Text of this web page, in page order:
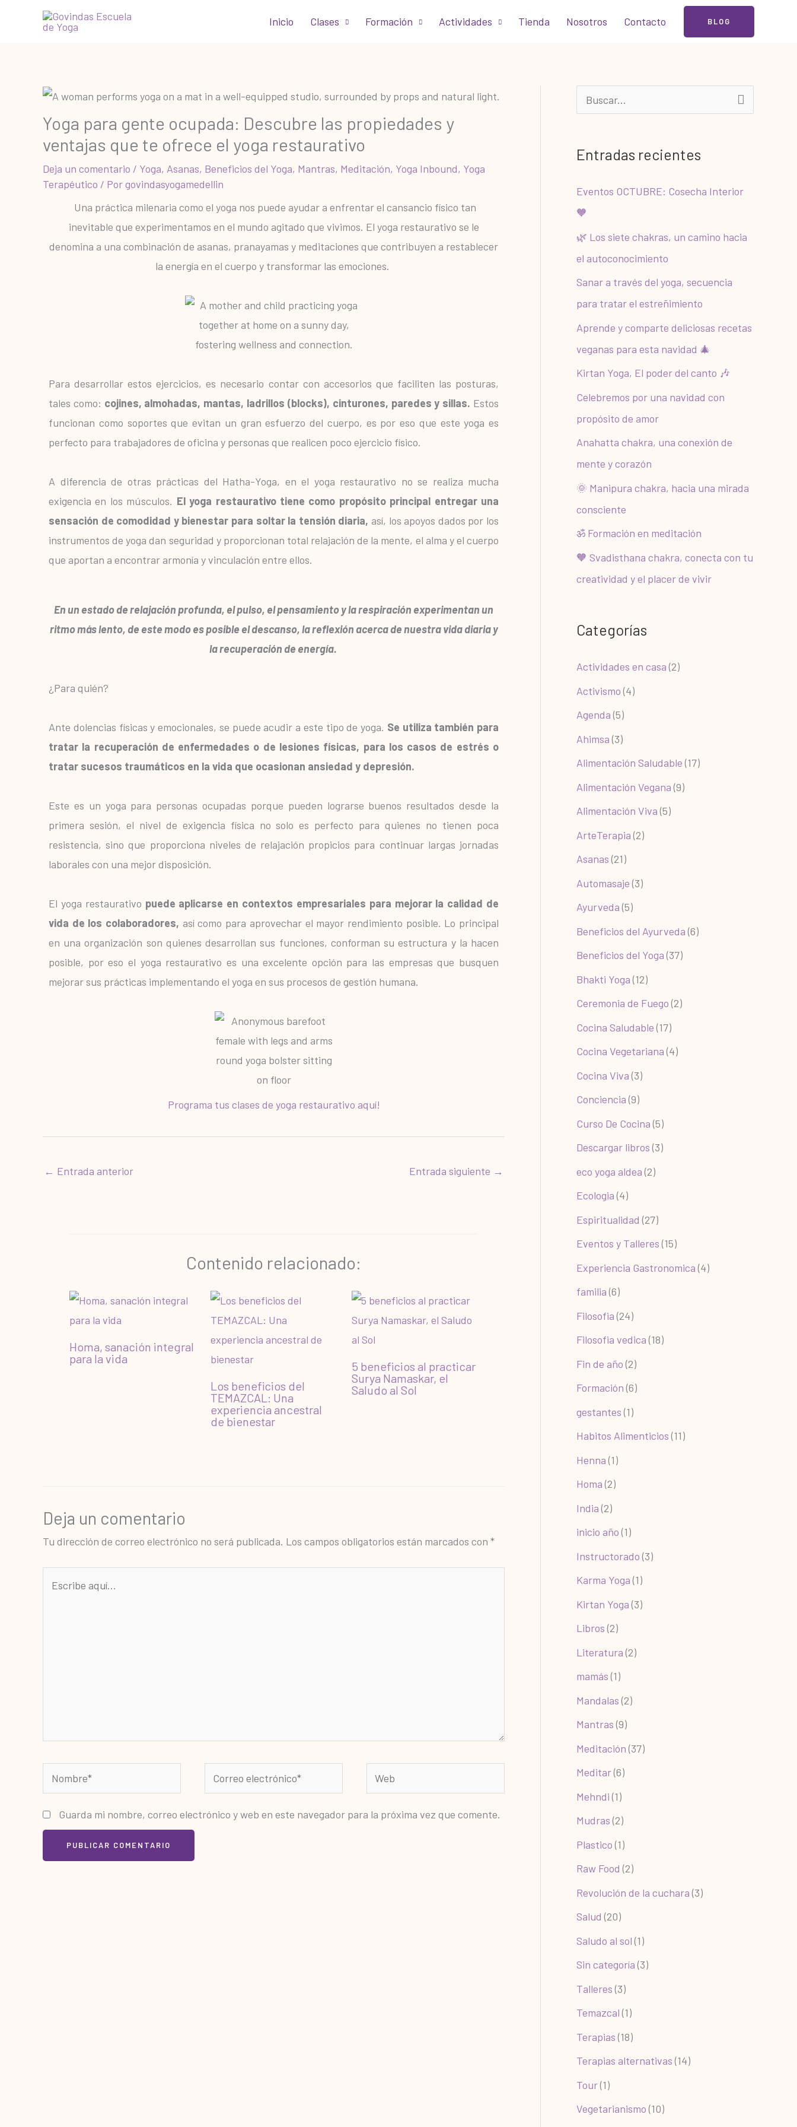
Inicio Clases Formación Actividades Tienda Nosotros Contacto BLOG
Yoga para gente ocupada: Descubre las propiedades y
ventajas que te ofrece el yoga restaurativo
Deja un comentario / Yoga, Asanas, Beneficios del Yoga, Mantras, Meditación, Yoga Inbound, Yoga
Terapéutico / Porgovindasyogamedellin
Una práctica milenaria como el yoga nos puede ayudar a enfrentar el cansancio físico tan
inevitable que experimentamos en el mundo agitado que vivimos. El yoga restaurativo se le
denomina a una combinación de asanas, pranayamas y meditaciones que contribuyen a restablecer
la energía en el cuerpo y transformar las emociones.
Para desarrollar estos ejercicios, es necesario contar con accesorios que faciliten las posturas,
tales como: cojines, almohadas, mantas, ladrillos (blocks), cinturones, paredes y sillas. Estos
funcionan como soportes que evitan un gran esfuerzo del cuerpo, es por eso que este yoga es
perfecto para trabajadores de oficina y personas que realicen poco ejercicio físico.
A diferencia de otras prácticas del Hatha-Yoga, en el yoga restaurativo no se realiza mucha
exigencia en los músculos. El yoga restaurativo tiene como propósito principal entregar una
sensación de comodidad y bienestar para soltar la tensión diaria, así, los apoyos dados por los
instrumentos de yoga dan seguridad y proporcionan total relajación de la mente, el alma y el cuerpo
que aportan a encontrar armonía y vinculación entre ellos.
En un estado de relajación profunda, el pulso, el pensamiento y la respiración experimentan un
ritmo más lento, de este modo es posible el descanso, la reflexión acerca de nuestra vida diaria y
la recuperación de energía.
¿Para quién?
Ante dolencias físicas y emocionales, se puede acudir a este tipo de yoga. Se utiliza también para
tratar la recuperación de enfermedades o de lesiones físicas, para los casos de estrés o
tratar sucesos traumáticos en la vida que ocasionan ansiedad y depresión.
Este es un yoga para personas ocupadas porque pueden lograrse buenos resultados desde la
primera sesión, el nivel de exigencia física no solo es perfecto para quienes no tienen poca
resistencia, sino que proporciona niveles de relajación propicios para continuar largas jornadas
laborales con una mejor disposición.
El yoga restaurativo puede aplicarse en contextos empresariales para mejorar la calidad de
vida de los colaboradores, así como para aprovechar el mayor rendimiento posible. Lo principal
en una organización son quienes desarrollan sus funciones, conforman su estructura y la hacen
posible, por eso el yoga restaurativo es una excelente opción para las empresas que busquen
mejorar sus prácticas implementando el yoga en sus procesos de gestión humana.
Programa tus clases de yoga restaurativo aquí!
← Entrada anterior Entrada siguiente →
Contenido relacionado:
Homa, sanación integral
para la vida
Los beneficios del
TEMAZCAL: Una
experiencia ancestral
de bienestar
5 beneficios al practicar
Surya Namaskar, el
Saludo al Sol
Deja un comentario
Tu dirección de correo electrónico no será publicada. Los campos obligatorios están marcados con *
Nombre*
Correo
electrónico*
Web
Guarda mi nombre, correo electrónico y web en este navegador para la próxima vez que comente.
a
r
p
Entradas recientes
Eventos OCTUBRE: Cosecha Interior
🧡
🌿 Los siete chakras, un camino hacia
el autoconocimiento
Sanar a través del yoga, secuencia
para tratar el estreñimiento
Aprende y comparte deliciosas recetas
veganas para esta navidad 🎄
Kirtan Yoga, El poder del canto 🎶
Celebremos por una navidad con
propósito de amor
Anahatta chakra, una conexión de
mente y corazón
🌞 Manipura chakra, hacia una mirada
consciente
ॐ Formación en meditación
🧡 Svadisthana chakra, conecta con tu
creatividad y el placer de vivir
Categorías
Actividades en casa(2)
Activismo(4)
Agenda(5)
Ahimsa(3)
Alimentación Saludable(17)
Alimentación Vegana(9)
Alimentación Viva(5)
ArteTerapia(2)
Asanas(21)
Automasaje(3)
Ayurveda(5)
Beneficios del Ayurveda(6)
Beneficios del Yoga(37)
Bhakti Yoga(12)
Ceremonia de Fuego(2)
Cocina Saludable(17)
Cocina Vegetariana(4)
Cocina Viva(3)
Conciencia(9)
Curso De Cocina(5)
Descargar libros(3)
eco yoga aldea(2)
Ecologia(4)
Espiritualidad (27)
Eventos y Talleres(15)
Experiencia Gastronomica(4)
familia(6)
Filosofia(24)
Filosofia vedica(18)
Fin de año(2)
Formación(6)
gestantes(1)
Habitos Alimenticios(11)
Henna(1)
Homa(2)
India(2)
inicio año(1)
Instructorado(3)
Karma Yoga(1)
Kirtan Yoga(3)
Libros(2)
Literatura(2)
mamás(1)
Mandalas(2)
Mantras(9)
Meditación(37)
Meditar(6)
Mehndi(1)
Mudras(2)
Plastico(1)
Raw Food (2)
Revolución de la cuchara(3)
Salud (20)
Saludo al sol(1)
Sin categoría(3)
Talleres(3)
Temazcal(1)
Terapias(18)
Terapias alternativas(14)
Tour(1)
Vegetarianismo(10)